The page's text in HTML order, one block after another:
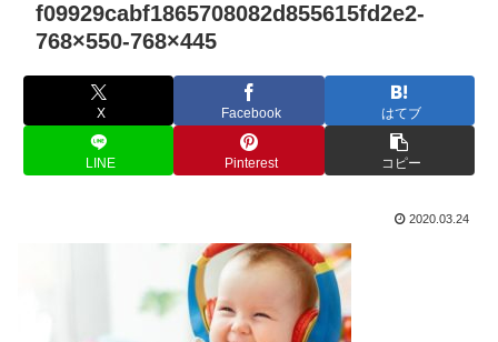
f09929cabf1865708082d855615fd2e2-
768×550-768×445
X Facebook はてブ
LINE Pinterest コピー
2020.03.24